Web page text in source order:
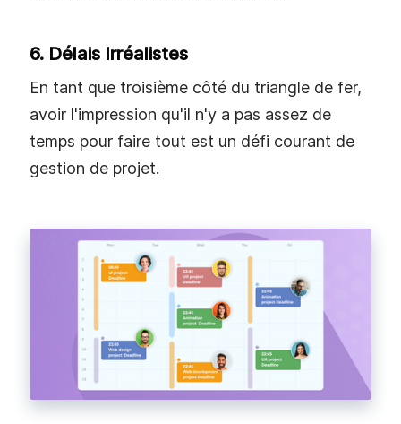
6. Délais Irréalistes
En tant que troisième côté du triangle de fer,
avoir l'impression qu'il n'y a pas assez de
temps pour faire tout est un défi courant de
gestion de projet.